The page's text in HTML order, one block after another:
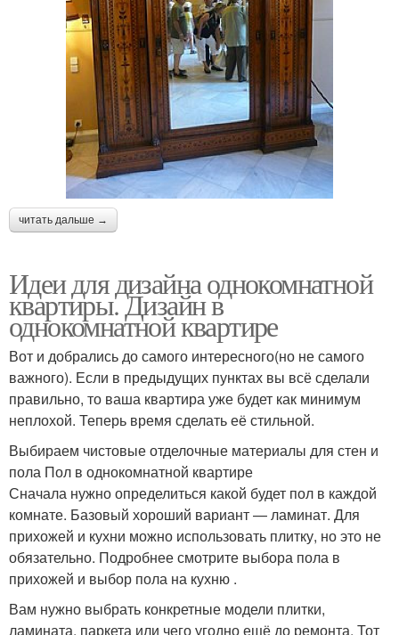
читать дальше →
Идеи для дизайна однокомнатной
квартиры. Дизайн в
однокомнатной квартире
Вот и добрались до самого интересного(но не самого
важного). Если в предыдущих пунктах вы всё сделали
правильно, то ваша квартира уже будет как минимум
неплохой. Теперь время сделать её стильной.
Выбираем чистовые отделочные материалы для стен и
пола Пол в однокомнатной квартире
Сначала нужно определиться какой будет пол в каждой
комнате. Базовый хороший вариант — ламинат. Для
прихожей и кухни можно использовать плитку, но это не
обязательно. Подробнее смотрите выбора пола в
прихожей и выбор пола на кухню .
Вам нужно выбрать конкретные модели плитки,
ламината, паркета или чего угодно ещё до ремонта. Тот